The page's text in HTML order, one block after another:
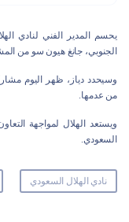
يحسم المدير الفني لنادي
الجنوبي، جانغ هيون سو من
وسيحدد دياز، ظهر اليوم
من عدمها.
ويستعد الهلال لمواجهة
السعودي.
نادي الهلال السعودي